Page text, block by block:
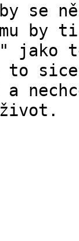
se
by
jako
to
a